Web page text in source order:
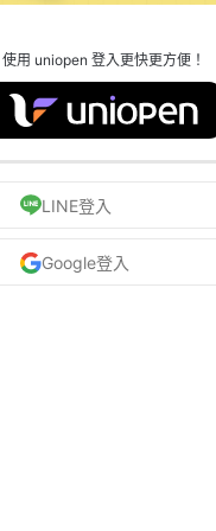
使用 uniopen 登入更快更方便！
LINE登入
Google登入